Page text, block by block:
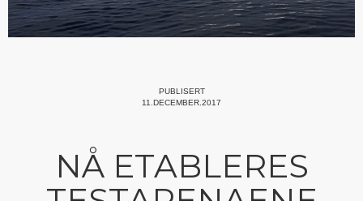
PUBLISERT
11.DECEMBER.2017
NÅ ETABLERES